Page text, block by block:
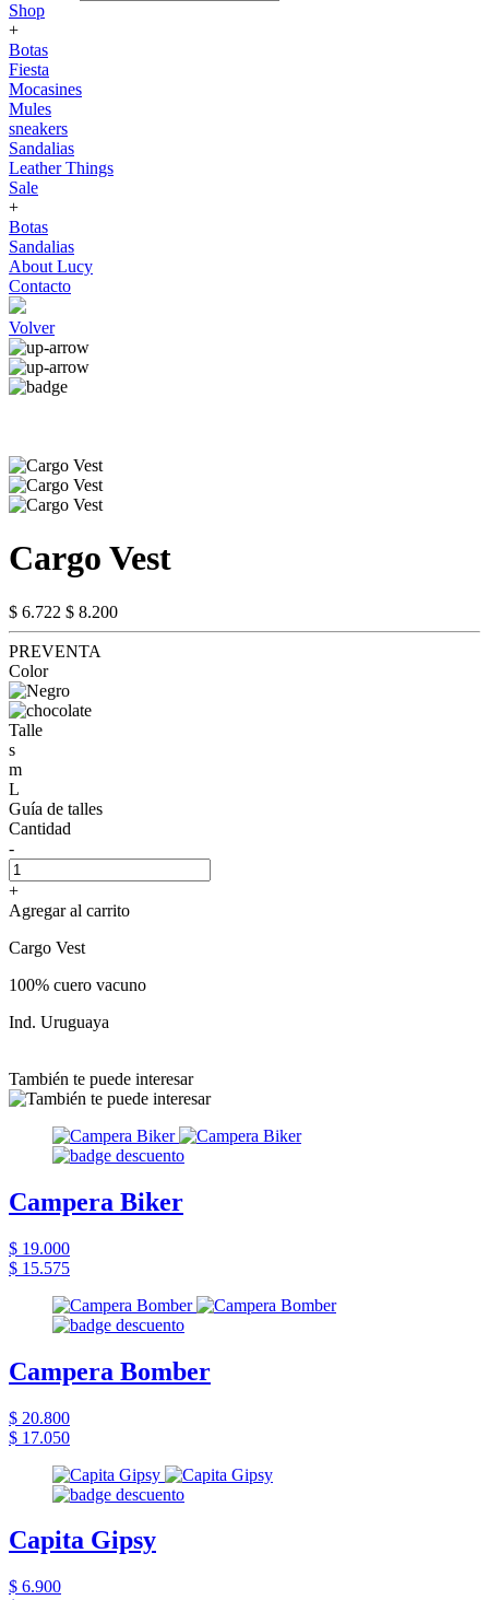
Shop
+
Botas
Fiesta
Mocasines
Mules
sneakers
Sandalias
Leather Things
Sale
+
Botas
Sandalias
About Lucy
Contacto
Volver
Cargo Vest
$ 6.722 $ 8.200
PREVENTA
Color
Talle
s
m
L
Guía de talles
Cantidad
-
+
Agregar al carrito
Cargo Vest
100% cuero vacuno
Ind. Uruguaya
También te puede interesar
Campera Biker
$ 19.000
$ 15.575
Campera Bomber
$ 20.800
$ 17.050
Capita Gipsy
$ 6.900